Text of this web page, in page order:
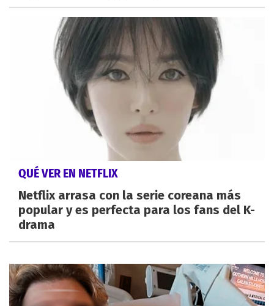
QUÉ VER EN NETFLIX
Netflix arrasa con la serie coreana más
popular y es perfecta para los fans del K-
drama